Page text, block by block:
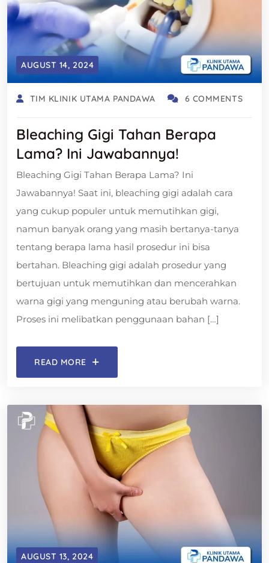
AUGUST 14, 2024
TIM KLINIK UTAMA PANDAWA 6 COMMENTS
Bleaching Gigi Tahan Berapa
Lama? Ini Jawabannya!
Bleaching Gigi Tahan Berapa Lama? Ini
Jawabannya! Saat ini, bleaching gigi adalah cara
yang cukup populer untuk memutihkan gigi,
namun banyak orang yang masih bertanya-tanya
tentang berapa lama hasil prosedur ini bisa
bertahan. Bleaching gigi adalah prosedur yang
bertujuan untuk memutihkan dan mencerahkan
warna gigi yang menguning atau berubah warna.
Proses ini melibatkan penggunaan bahan […]
READ MORE
AUGUST 13, 2024